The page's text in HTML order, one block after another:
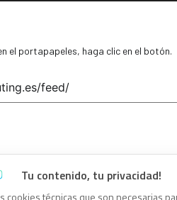
Tu contenido, tu privacidad!
cookies técnicas que son necesarias
el portapapeles, haga clic en el botón.